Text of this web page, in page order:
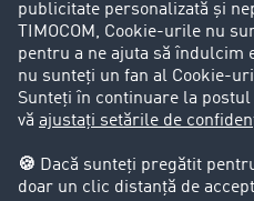
Aspecte legale
Impressum
Protecția datelor